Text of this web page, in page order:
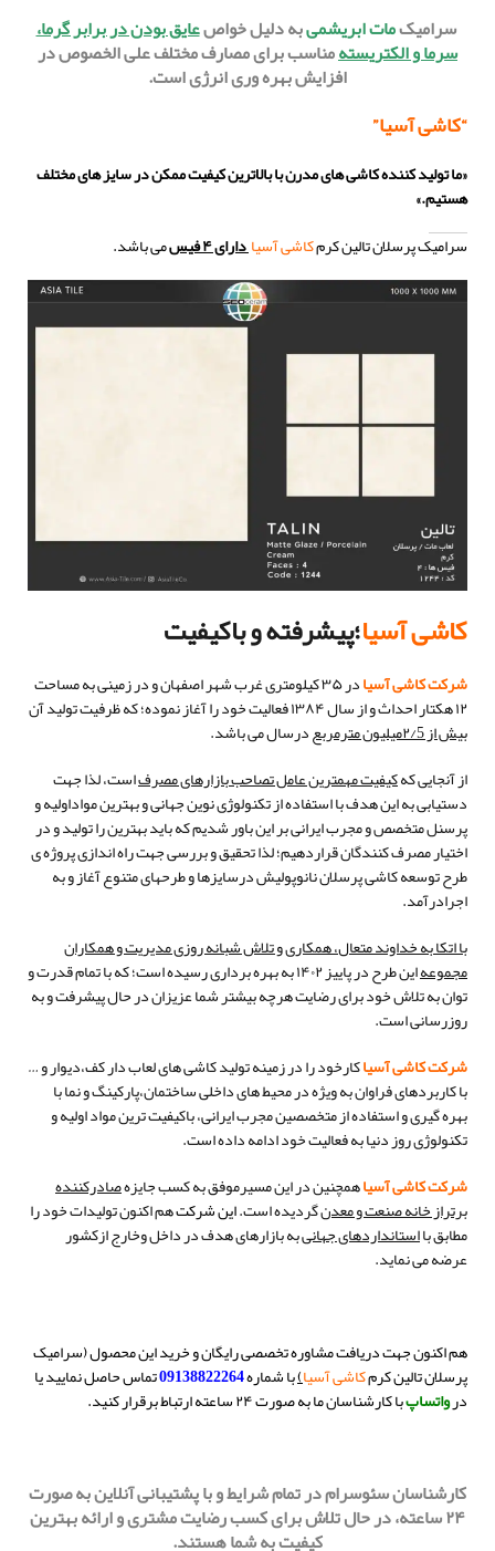
سرامیکمات ابریشمیبه دلیل خواصعایق بودن در برابر گرما،
سرما و الکتریستهمناسب برای مصارف مختلف علی الخصوص در
افزایش بهره وری انرژی است.
“کاشی آسیا”
«ما تولید کننده کاشی های مدرن با بالاترین کیفیت ممکن در سایز های مختلف
هستیم.»
سرامیک پرسلان تالین کرمکاشی آسیادارای ۴ فیس می باشد.
کاشی آسیا؛پیشرفته و باکیفیت
شرکت کاشی آسیا در ۳۵ کیلومتری غرب شهر اصفهان و در زمینی به مساحت
۱۲ هکتار احداث و از سال ۱۳۸۴ فعالیت خود را آغاز نموده؛ که ظرفیت تولید آن
بیش از ۲/5میلیون مترمربع
درسال می باشد.
از آنجایی کهکیفیت مهمترین عامل تصاحب بازارهای مصرفاست، لذا جهت
دستیابی به این هدف با استفاده از تکنولوژی نوین جهانی و بهترین مواداولیه و
پرسنل متخصص و مجرب ایرانی بر این باور شدیم که باید بهترین را تولید و در
اختیار مصرف کنندگان قراردهیم؛ لذا تحقیق و بررسی جهت راه اندازی پروژه ی
طرح توسعه کاشی پرسلان نانوپولیش درسایزها و طرحهای متنوع آغاز و به
اجرادرآمد.
با اتکا به خداوند متعال، همکاری و تلاش شبانه روزی مدیریت و همکاران
مجموعه این طرح در پاییز ۱۴۰۲ به بهره برداری رسیده است؛ که با تمام قدرت و
توان به تلاش خود برای رضایت هرچه بیشتر شما عزیزان در حال پیشرفت و به
روزرسانی است.
شرکت کاشی آسیاکارخود را در زمینه تولید کاشی های لعاب دار کف،دیوار و …
با کاربردهای فراوان به ویژه در محیط های داخلی ساختمان،پارکینگ و نما با
بهره گیری و استفاده از متخصصین مجرب ایرانی، باکیفیت ترین مواد اولیه و
تکنولوژی روز دنیا به فعالیت خود ادامه داده است.
شرکت کاشی آسیاهمچنین در این مسیرموفق به کسب جایزهصادرکننده
برتراز خانه صنعت و معدنگردیده است.این شرکتهم اکنون تولیدات خود را
مطابق بااستانداردهای جهانیبه بازارهای هدف در داخل وخارج ازکشور
عرضه می نماید.
هم اکنون جهت دریافت مشاوره تخصصی رایگان و خرید این محصول (سرامیک
پرسلان تالین کرمکاشی آسیا)با شماره09138822264تماس حاصل نمایید یا
درواتساپبا کارشناسان ما به صورت ۲۴ ساعته ارتباط برقرار کنید.
کارشناسان سئوسرام در تمام شرایط و با پشتیبانی آنلاین به صورت
۲۴ ساعته، در حال تلاش برای کسب رضایت مشتری و ارائه بهترین
کیفیت به شما هستند.